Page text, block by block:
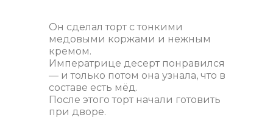
Он сделал торт с тонкими
медовыми коржами и нежным
кремом.
Императрице десерт понравился
— и только потом она узнала, что в
составе есть мёд.
После этого торт начали готовить
при дворе.